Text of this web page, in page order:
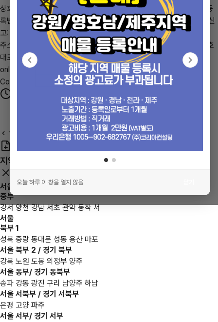
오늘 하루 이 창을 열지 않음
상호: (주)코리아컨설팅,코리아공인중개 | 대표자: 김원종 | 사업자등
록번호: 884-81-00033 | 중개업번호: 9241-6218 | 통신판매업신
고: 제2015-서울강남-01079호
주소: 서울특별시 강남구 일원동 734 상록수아파트 단지내 상가 210호
대표전화: 02-2292-8811 | 팩스: 02-483-8811 | 이메일:
only6722@naver.com
Copyright © KoreaAcademy. All rights reserved.
최근 본 매물이 없습니다.
1
매물등록
매수등록 전화상담 즐겨찾기
지역별 컨설팅 담당자
서울
중부
강서 양천 강남 서초 관악 동작 서
서울
북부 1
성북 중랑 동대문 성동 용산 마포
서울 북부 2 / 경기 북부
강북 노원 도봉 의정부 양주
서울 동부/ 경기 동북부
송파 강동 광진 구리 남양주 하남
서울 서북부 / 경기 서북부
은평 고양 파주
서울 서부/ 경기 서부